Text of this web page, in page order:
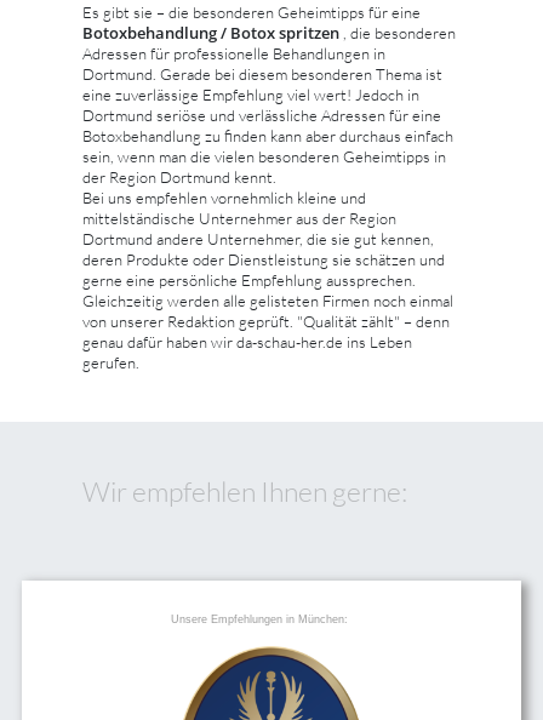
Es gibt sie – die besonderen Geheimtipps für eine
Botoxbehandlung / Botox spritzen , die besonderen
Adressen für professionelle Behandlungen in
Dortmund. Gerade bei diesem besonderen Thema ist
eine zuverlässige Empfehlung viel wert! Jedoch in
Dortmund seriöse und verlässliche Adressen für eine
Botoxbehandlung zu finden kann aber durchaus einfach
sein, wenn man die vielen besonderen Geheimtipps in
der Region Dortmund kennt.
Bei uns empfehlen vornehmlich kleine und
mittelständische Unternehmer aus der Region
Dortmund andere Unternehmer, die sie gut kennen,
deren Produkte oder Dienstleistung sie schätzen und
gerne eine persönliche Empfehlung aussprechen.
Gleichzeitig werden alle gelisteten Firmen noch einmal
von unserer Redaktion geprüft. "Qualität zählt" – denn
genau dafür haben wir da-schau-her.de ins Leben
gerufen.
Wir empfehlen Ihnen gerne:
Unsere Empfehlungen in München: